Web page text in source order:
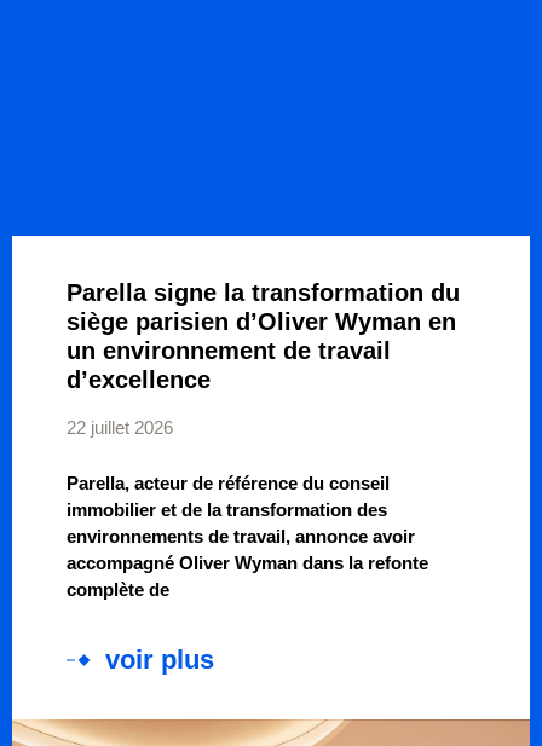
Parella signe la transformation du
siège parisien d’Oliver Wyman en
un environnement de travail
d’excellence
22 juillet 2026
Parella, acteur de référence du conseil
immobilier et de la transformation des
environnements de travail, annonce avoir
accompagné Oliver Wyman dans la refonte
complète de
voir plus